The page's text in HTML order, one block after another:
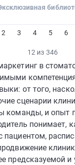
2 3 4 5 6
12 из 346
в
от того,
сценарии
команды, и опыт
понимает,
пациентом,
предсказуемой и